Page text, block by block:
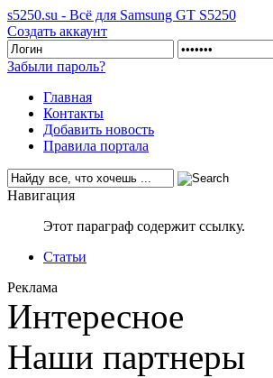
s5250.su - Всё для Samsung GT S5250
Создать аккаунт
Забыли пароль?
Главная
Контакты
Добавить новость
Правила портала
Навигация
Этот параграф содержит ссылку.
Статьи
Реклама
Интересное
Наши партнеры